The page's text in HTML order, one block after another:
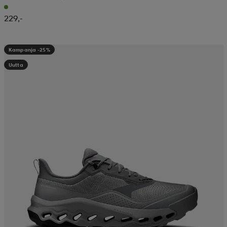
229,-
Kampanja -25%
Uutta